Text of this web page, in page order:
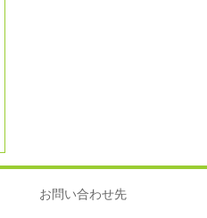
お問い合わせ先